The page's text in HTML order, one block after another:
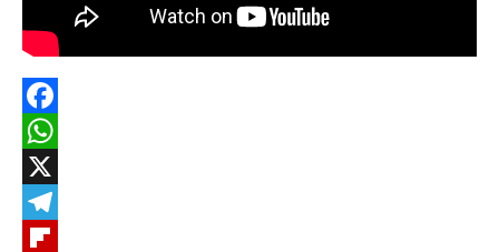
Facebook
WhatsApp
X
Telegram